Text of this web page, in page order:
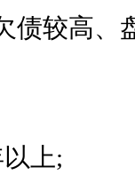
债较高、
上;